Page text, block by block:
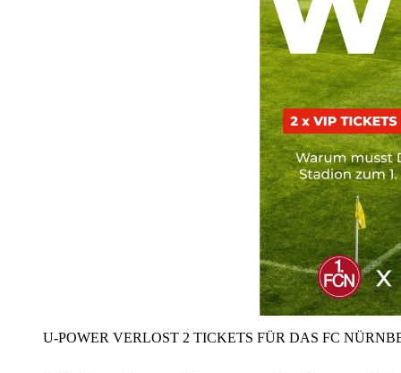
U‑POWER VERLOST 2 TICKETS FÜR DAS FC